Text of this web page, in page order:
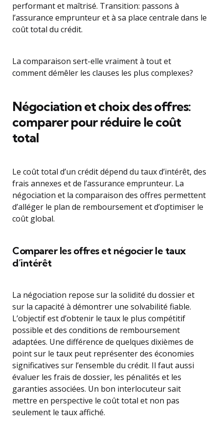
performant et maîtrisé. Transition: passons à
l’assurance emprunteur et à sa place centrale dans le
coût total du crédit.
La comparaison sert-elle vraiment à tout et
comment démêler les clauses les plus complexes?
Négociation et choix des offres:
comparer pour réduire le coût
total
Le coût total d’un crédit dépend du taux d’intérêt, des
frais annexes et de l’assurance emprunteur. La
négociation et la comparaison des offres permettent
d’alléger le plan de remboursement et d’optimiser le
coût global.
Comparer les offres et négocier le taux
d’intérêt
La négociation repose sur la solidité du dossier et
sur la capacité à démontrer une solvabilité fiable.
L’objectif est d’obtenir le taux le plus compétitif
possible et des conditions de remboursement
adaptées. Une différence de quelques dixièmes de
point sur le taux peut représenter des économies
significatives sur l’ensemble du crédit. Il faut aussi
évaluer les frais de dossier, les pénalités et les
garanties associées. Un bon interlocuteur sait
mettre en perspective le coût total et non pas
seulement le taux affiché.